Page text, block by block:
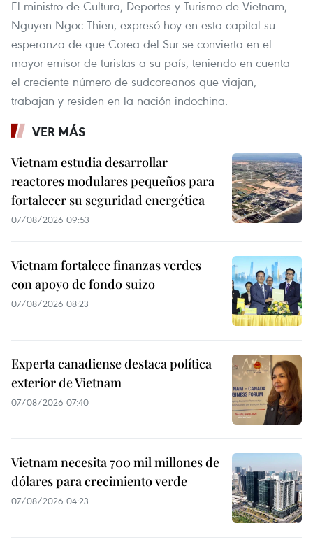
El ministro de Cultura, Deportes y Turismo de Vietnam,
Nguyen Ngoc Thien, expresó hoy en esta capital su
esperanza de que Corea del Sur se convierta en el
mayor emisor de turistas a su país, teniendo en cuenta
el creciente número de sudcoreanos que viajan,
trabajan y residen en la nación indochina.
VER MÁS
Vietnam estudia desarrollar
reactores modulares pequeños para
fortalecer su seguridad energética
07/08/2026 09:53
Vietnam fortalece finanzas verdes
con apoyo de fondo suizo
07/08/2026 08:23
Experta canadiense destaca política
exterior de Vietnam
07/08/2026 07:40
Vietnam necesita 700 mil millones de
dólares para crecimiento verde
07/08/2026 04:23